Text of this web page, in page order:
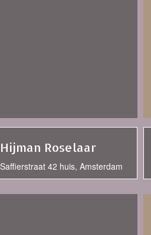
Hijman Roselaar
Saffierstraat 42 huis, Amsterdam